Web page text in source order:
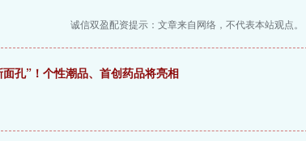
诚信双盈配资提示：文章来自网络，不代表本站观点。
孔”！个性潮品、首创药品将亮相